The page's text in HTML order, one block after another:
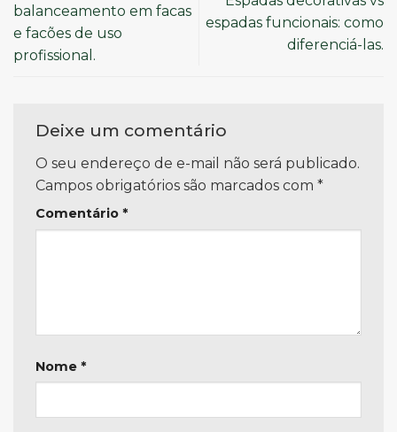
balanceamento em facas
e facões de uso
profissional.
espadas funcionais: como
diferenciá-las.
Deixe um comentário
O seu endereço de e-mail não será publicado.
Campos obrigatórios são marcados com *
Comentário *
Nome *